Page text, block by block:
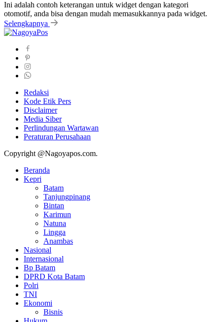
Ini adalah contoh keterangan untuk widget dengan kategori
otomotif, anda bisa dengan mudah memasukkannya pada widget.
Selengkapnya
Redaksi
Kode Etik Pers
Disclaimer
Media Siber
Perlindungan Wartawan
Peraturan Perusahaan
Copyright @Nagoyapos.com.
Beranda
Kepri
Batam
Tanjungpinang
Bintan
Karimun
Natuna
Lingga
Anambas
Nasional
Internasional
Bp Batam
DPRD Kota Batam
Polri
TNI
Ekonomi
Bisnis